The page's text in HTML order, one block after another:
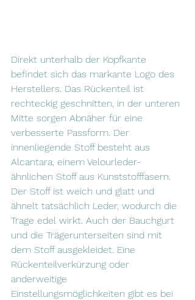
Direkt unterhalb der Kopfkante
befindet sich das markante Logo des
Herstellers. Das Rückenteil ist
rechteckig geschnitten, in der unteren
Mitte sorgen Abnäher für eine
verbesserte Passform. Der
innenliegende Stoff besteht aus
Alcantara, einem Velourleder-
ähnlichen Stoff aus Kunststofffasern.
Der Stoff ist weich und glatt und
ähnelt tatsächlich Leder, wodurch die
Trage edel wirkt. Auch der Bauchgurt
und die Trägerunterseiten sind mit
dem Stoff ausgekleidet. Eine
Rückenteilverkürzung oder
anderweitige
Einstellungsmöglichkeiten gibt es bei